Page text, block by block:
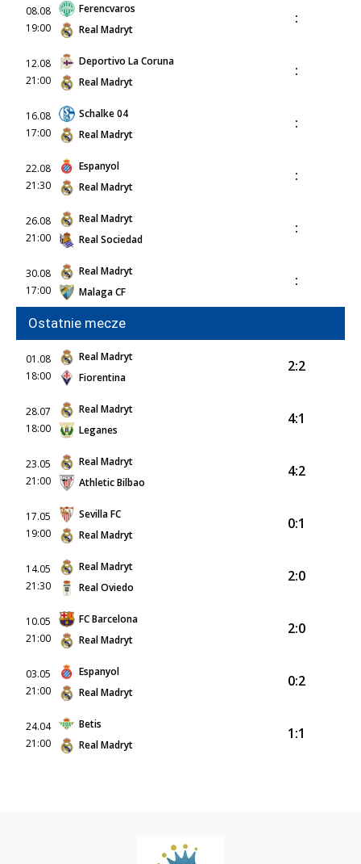
08.08
19:00
Ferencvaros
Real Madryt
:
12.08
21:00
Deportivo La Coruna
Real Madryt
:
16.08
17:00
Schalke 04
Real Madryt
:
22.08
21:30
Espanyol
Real Madryt
:
26.08
21:00
Real Madryt
Real Sociedad
:
30.08
17:00
Real Madryt
Malaga CF
:
Ostatnie mecze
01.08
18:00
Real Madryt
Fiorentina
2:2
28.07
18:00
Real Madryt
Leganes
4:1
23.05
21:00
Real Madryt
Athletic Bilbao
4:2
17.05
19:00
Sevilla FC
Real Madryt
0:1
14.05
21:30
Real Madryt
Real Oviedo
2:0
10.05
21:00
FC Barcelona
Real Madryt
2:0
03.05
21:00
Espanyol
Real Madryt
0:2
24.04
21:00
Betis
Real Madryt
1:1